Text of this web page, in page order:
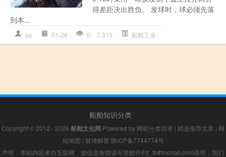
得差距决出胜负。 发球时，球必须先落
到本...
pp 01-26 0 315 船舶工业
船舶知识分类
Copyright © 2012 - 2026 船舶文化网 Powered by 网站分类目录 | 精选推荐文章 | 网
站地图 | 疑难解答 陕ICP备7744774号
声明：本站内容来自互联网，如信息有错误可发邮件到f_fb#foxmail.com说明，我们